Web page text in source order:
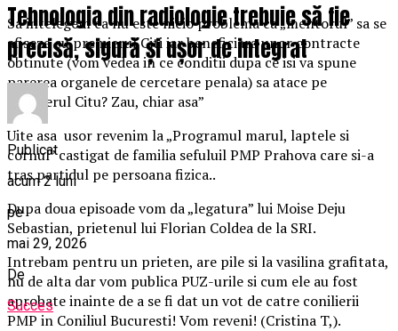
Sa intelegem ca nu este nicio problema ca „mentorul” sa se
afiseze cu premierul Citi iar beneficiara unor contracte
obtinute (vom vedea in ce conditii dupa ce isi va spune
parerea organele de cercetare penala) sa atace pe
premierul Citu? Zau, chiar asa”
Uite asa usor revenim la „Programul marul, laptele si
cornul” castigat de familia sefuluil PMP Prahova care si-a
tras partidul pe persoana fizica..
Dupa doua episoade vom da „legatura” lui Moise Deju
Sebastian, prietenul lui Florian Coldea de la SRI.
Intrebam pentru un prieten, are pile si la vasilina grafitata,
nu de alta dar vom publica PUZ-urile si cum ele au fost
aprobate inainte de a se fi dat un vot de catre conilierii
PMP in Coniliul Bucuresti! Vom reveni! (Cristina T,).
Tehnologia din radiologie trebuie să fie
precisă, sigură și ușor de integrat
Publicat
acum 2 luni
pe
mai 29, 2026
De
Succes